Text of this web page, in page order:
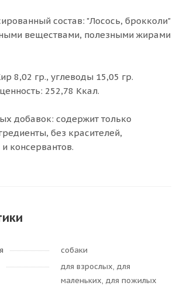
состав: "Лосось, брокколи"
веществами, полезными жирами
8,02 гр., углеводы 15,05 гр.
252,78 Ккал.
добавок: содержит только
без красителей,
консервантов.
собаки
для взрослых, для
маленьких, для пожилых